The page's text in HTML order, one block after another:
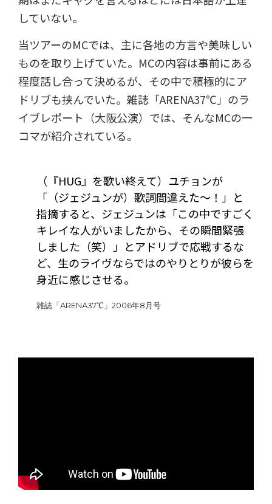
していない。
当ツアーのMCでは、主に各地の方言や美味しい
ものを取り上げていた。MCの内容は事前にある
程度話し合って決めるが、その中で積極的にア
ドリブも挟んでいた。雑誌「ARENA37℃」のラ
イブレポート（大阪公演）では、そんなMCの一
コマが紹介されている。
（『HUG』を歌い終えて）ユチョンが
「（ジェジュンが）歌詞間違えた～！」と
指摘すると、ジェジュンは「この中ですごく
キレイな人がいましたから、その瞬間緊張
しました（笑）」とアドリブで応戦するな
ど、生のライヴならではのやりとりが彼らを
身近に感じさせる。
雑誌「ARENA37℃」2006年8月号